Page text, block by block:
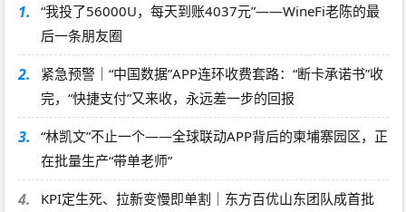
1.
“我投了56000U，每天到账4037元”——WineFi老陈的最
后一条朋友圈
2.
紧急预警｜“中国数据”APP连环收费套路：“断卡承诺书”收
完，“快捷支付”又来收，永远差一步的回报
3.
“林凯文”不止一个——全球联动APP背后的柬埔寨园区，正
在批量生产“带单老师”
4.
KPI定生死、拉新变慢即单割｜东方百优山东团队成首批